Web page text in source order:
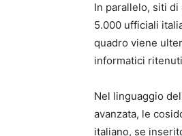
In parallelo, siti
5.000 ufficiali
quadro viene
informatici
Nel linguaggio
avanzata, le
italiano, se